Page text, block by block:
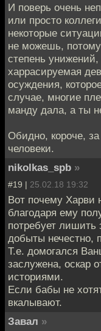
И поверь очень
или просто
некоторые
не можешь,
степень
харрасируемая
осуждения,
случае, многие
манду дала, а ты
Обидно, короче,
человеки.
nikolkas_spb »
#19 | 25.02.18 19:32
Вот почему Харви
благодаря ему
потребует лишить
добыты нечестно,
Т.е. домогался
заслужена, оскар
историями.
Если бабы не
вкалывают.
Завал »